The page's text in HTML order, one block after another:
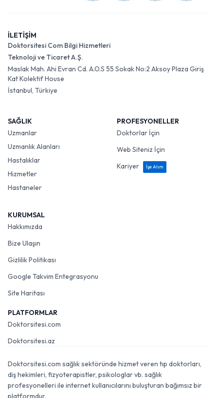
İLETİŞİM
Doktorsitesi Com Bilgi Hizmetleri
Teknoloji ve Ticaret A.Ş.
Maslak Mah. Ahi Evran Cd. A.O.S 55 Sokak No:2 Aksoy Plaza Giriş
Kat Kolektif House
İstanbul, Türkiye
SAĞLIK
Uzmanlar
Uzmanlık Alanları
Hastalıklar
Hizmetler
Hastaneler
PROFESYONELLER
Doktorlar İçin
Web Siteniz İçin
Kariyer
İşe Alım
KURUMSAL
Hakkımızda
Bize Ulaşın
Gizlilik Politikası
Google Takvim Entegrasyonu
Site Haritası
PLATFORMLAR
Doktorsitesi.com
Doktorsitesi.az
Doktorsitesi.com sağlık sektöründe hizmet veren tıp doktorları,
diş hekimleri, fizyoterapistler, psikologlar vb. sağlık
profesyonelleri ile internet kullanıcılarını buluşturan bağımsız bir
platformdur.